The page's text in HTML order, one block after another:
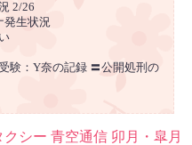
2/26
発生状況
験：Y奈の記録 〓公開処刑の
クシー 青空通信 卯月・皐月